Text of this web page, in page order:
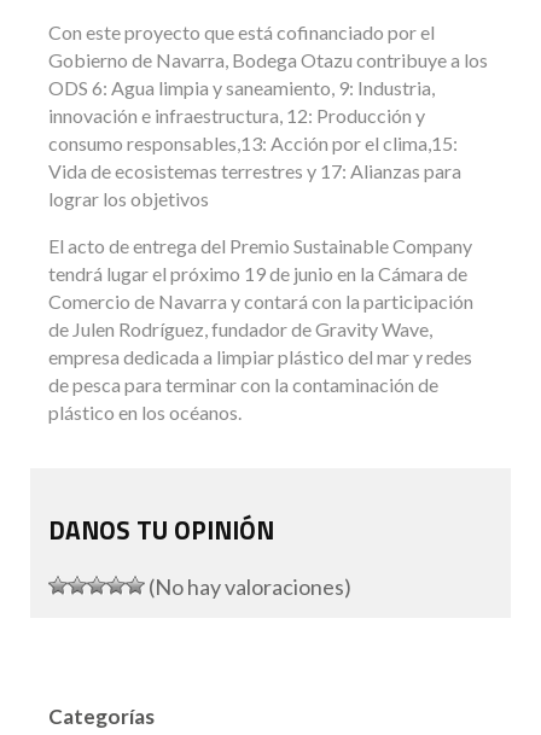
Con este proyecto que está cofinanciado por el
Gobierno de Navarra, Bodega Otazu contribuye a los
ODS 6: Agua limpia y saneamiento, 9: Industria,
innovación e infraestructura, 12: Producción y
consumo responsables,13: Acción por el clima,15:
Vida de ecosistemas terrestres y 17: Alianzas para
lograr los objetivos
El acto de entrega del Premio Sustainable Company
tendrá lugar el próximo 19 de junio en la Cámara de
Comercio de Navarra y contará con la participación
de Julen Rodríguez, fundador de Gravity Wave,
empresa dedicada a limpiar plástico del mar y redes
de pesca para terminar con la contaminación de
plástico en los océanos.
DANOS TU OPINIÓN
(No hay valoraciones)
Categorías